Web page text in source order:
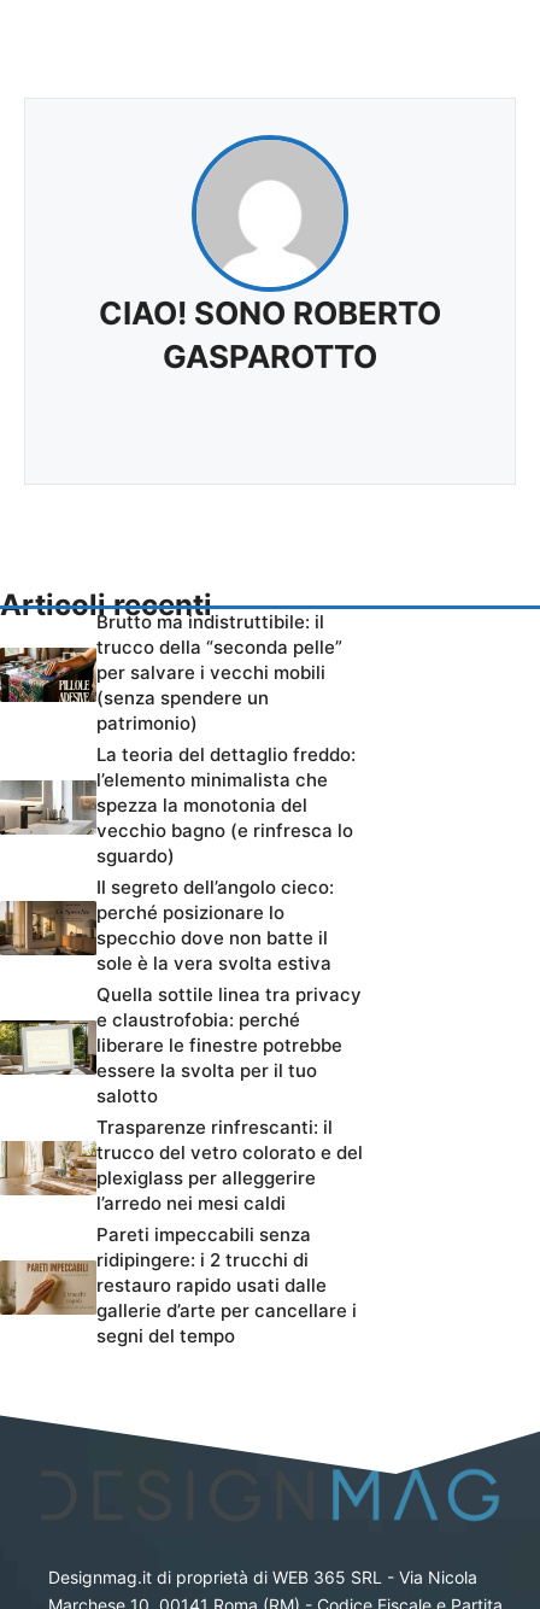
CIAO! SONO ROBERTO
GASPAROTTO
Articoli recenti
Brutto ma indistruttibile: il
trucco della “seconda pelle”
per salvare i vecchi mobili
(senza spendere un
patrimonio)
La teoria del dettaglio freddo:
l’elemento minimalista che
spezza la monotonia del
vecchio bagno (e rinfresca lo
sguardo)
Il segreto dell’angolo cieco:
perché posizionare lo
specchio dove non batte il
sole è la vera svolta estiva
Quella sottile linea tra privacy
e claustrofobia: perché
liberare le finestre potrebbe
essere la svolta per il tuo
salotto
Trasparenze rinfrescanti: il
trucco del vetro colorato e del
plexiglass per alleggerire
l’arredo nei mesi caldi
Pareti impeccabili senza
ridipingere: i 2 trucchi di
restauro rapido usati dalle
gallerie d’arte per cancellare i
segni del tempo
Designmag.it di proprietà di WEB 365 SRL - Via Nicola
Marchese 10, 00141 Roma (RM) - Codice Fiscale e Partita